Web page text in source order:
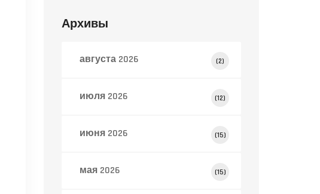
Архивы
августа 2026 (2)
июля 2026 (12)
июня 2026 (15)
мая 2026 (15)